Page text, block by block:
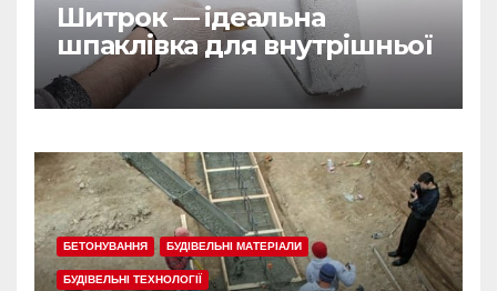
Шитрок — ідеальна
шпаклівка для внутрішньої
обробки
БЕТОНУВАННЯ БУДІВЕЛЬНІ МАТЕРІАЛИ
БУДІВЕЛЬНІ ТЕХНОЛОГІЇ